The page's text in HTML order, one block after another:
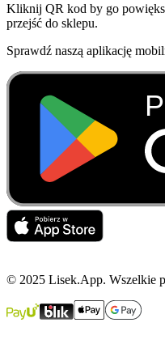
Kliknij QR kod by go
przejść do sklepu.
Sprawdź naszą aplikację
© 2025 Lisek.App. Wszelkie